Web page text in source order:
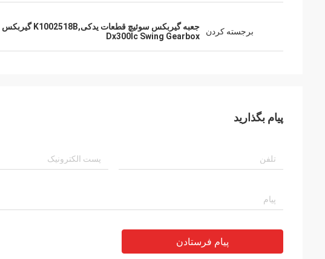
برجسته کردن جعبه گیربکس سوئیچ قطعات یدکی,K1002518B گیربکس سوئیچ,Dx300lc گيربکس سوينگ
Dx300lc Swing Gearbox
پیام بگذارید
پیام فرستادن